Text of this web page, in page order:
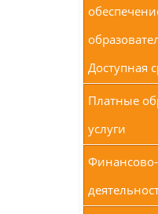
Доступная
Платные
услуги
Финансово-